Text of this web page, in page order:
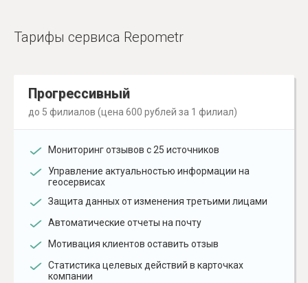
Тарифы сервиса Repometr
Прогрессивный
до 5 филиалов (цена 600 рублей за 1 филиал)
Мониторинг отзывов с 25 источников
Управление актуальностью информации на
геосервисах
Защита данных от изменения третьими лицами
Автоматические отчеты на почту
Мотивация клиентов оставить отзыв
Статистика целевых действий в карточках
компании